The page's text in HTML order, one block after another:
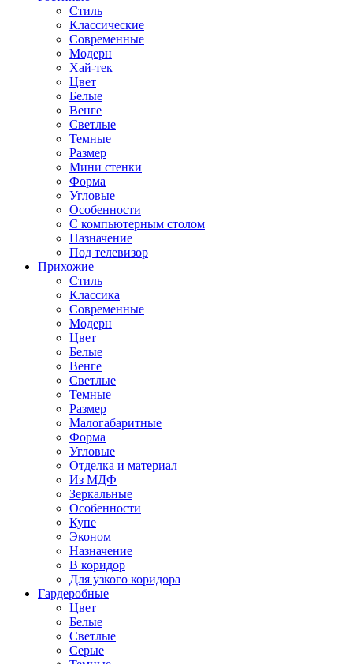
Стиль
Классические
Современные
Модерн
Хай-тек
Цвет
Белые
Венге
Светлые
Темные
Размер
Мини стенки
Форма
Угловые
Особенности
С компьютерным столом
Назначение
Под телевизор
Прихожие
Стиль
Классика
Современные
Модерн
Цвет
Белые
Венге
Светлые
Темные
Размер
Малогабаритные
Форма
Угловые
Отделка и материал
Из МДФ
Зеркальные
Особенности
Купе
Эконом
Назначение
В коридор
Для узкого коридора
Гардеробные
Цвет
Белые
Светлые
Серые